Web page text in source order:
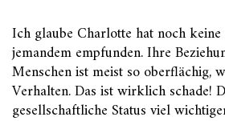
Ich glaube Charlotte hat noch
jemandem empfunden. Ihre
Menschen ist meist so oberflächig,
Verhalten. Das ist wirklich schade!
gesellschaftliche Status viel